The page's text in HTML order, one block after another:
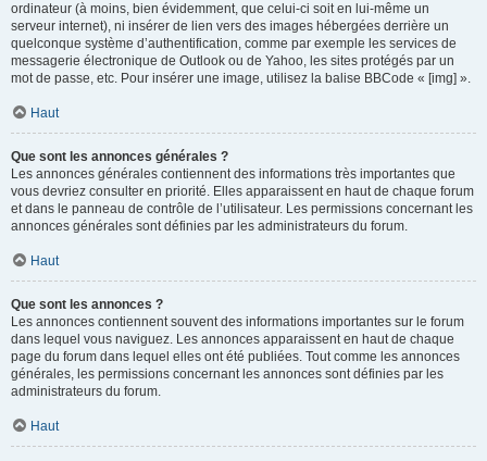
ordinateur (à moins, bien évidemment, que celui-ci soit en lui-même un
serveur internet), ni insérer de lien vers des images hébergées derrière un
quelconque système d’authentification, comme par exemple les services de
messagerie électronique de Outlook ou de Yahoo, les sites protégés par un
mot de passe, etc. Pour insérer une image, utilisez la balise BBCode « [img] ».
Haut
Que sont les annonces générales ?
Les annonces générales contiennent des informations très importantes que
vous devriez consulter en priorité. Elles apparaissent en haut de chaque forum
et dans le panneau de contrôle de l’utilisateur. Les permissions concernant les
annonces générales sont définies par les administrateurs du forum.
Haut
Que sont les annonces ?
Les annonces contiennent souvent des informations importantes sur le forum
dans lequel vous naviguez. Les annonces apparaissent en haut de chaque
page du forum dans lequel elles ont été publiées. Tout comme les annonces
générales, les permissions concernant les annonces sont définies par les
administrateurs du forum.
Haut